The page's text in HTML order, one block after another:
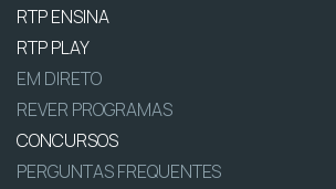
RTP ENSINA
RTP PLAY
EM DIRETO
REVER PROGRAMAS
CONCURSOS
PERGUNTAS FREQUENTES